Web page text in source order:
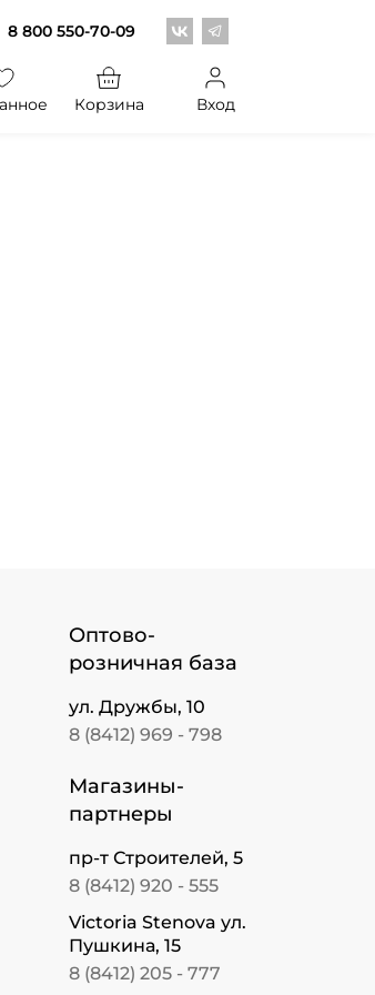
Центр обоев во
Центр обоев в
8 800 550-70-09
Корзина Вход
Оптово-
розничная база
ул. Дружбы, 10
8 (8412) 969 - 798
Магазины-
партнеры
пр-т Строителей, 5
8 (8412) 920 - 555
Victoria Stenova ул.
Пушкина, 15
8 (8412) 205 - 777